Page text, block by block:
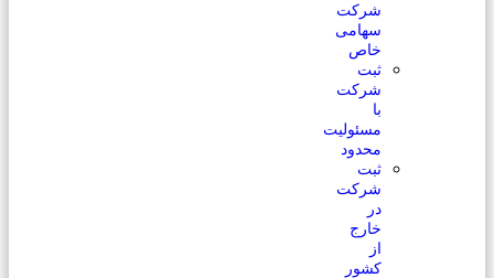
شرکت
سهامی
خاص
ثبت
شرکت
با
مسئولیت
محدود
ثبت
شرکت
در
خارج
از
کشور